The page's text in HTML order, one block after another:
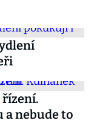
řízení.
a nebude to